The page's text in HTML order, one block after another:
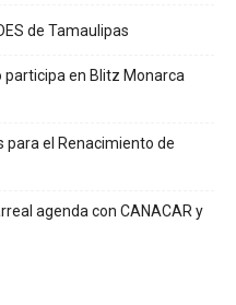
de Tamaulipas
participa en Blitz Monarca
el Renacimiento de
agenda con CANACAR y